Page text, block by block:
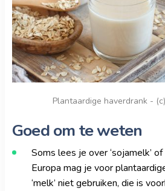
Plantaardige haverdrank -
Goed om te weten
Soms lees je over ‘sojamelk’ of
Europa mag je voor
‘melk’ niet gebruiken, die is